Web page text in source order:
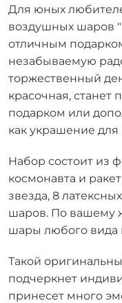
Для юных
воздушных шаров
отличным
незабываемую
торжественный
красочная,
подарком или
как украшение
Набор состоит из
космонавта и
звезда, 8
шаров. По вашему
шары любого вида
Такой
подчеркнет
принесет много